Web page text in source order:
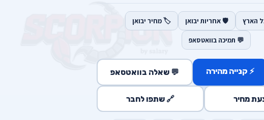
הארץ 🛡️ אחריות יבואן 🏷️ מחיר יבואן
💬 תמיכה בוואטסאפ
⚡ קנייה מהירה 💬 שאלה בוואטסאפ
מחיר 🔗 שתפו לחבר